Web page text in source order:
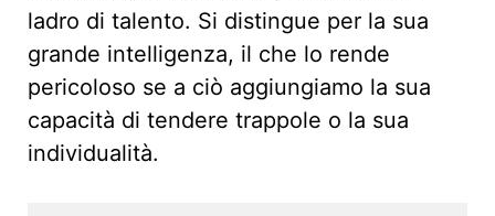
ladro di talento. Si distingue per la sua
grande intelligenza, il che lo rende
pericoloso se a ciò aggiungiamo la sua
capacità di tendere trappole o la sua
individualità.